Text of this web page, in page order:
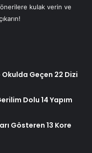
kulak verin ve
Geçen 22 Dizi
Dolu 14 Yapım
Gösteren 13 Kore